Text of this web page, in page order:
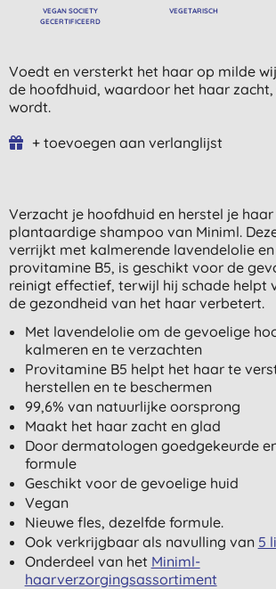
VEGAN SOCIETY
GECERTIFICEERD
VEGETARISCH
Voedt en versterkt het haar op milde
de hoofdhuid, waardoor het haar
wordt.
+ toevoegen aan verlanglijst
Verzacht je hoofdhuid en herstel je
plantaardige shampoo van Miniml.
verrijkt met kalmerende lavendelolie
provitamine B5, is geschikt voor de
reinigt effectief, terwijl hij schade helpt
de gezondheid van het haar verbetert.
Met lavendelolie om de gevoelige
kalmeren en te verzachten
Provitamine B5 helpt het haar te
herstellen en te beschermen
99,6% van natuurlijke oorsprong
Maakt het haar zacht en glad
Door dermatologen goedgekeurde
formule
Geschikt voor de gevoelige huid
Vegan
Nieuwe fles, dezelfde formule.
Ook verkrijgbaar als navulling van 5
Onderdeel van het Miniml-
haarverzorgingsassortiment